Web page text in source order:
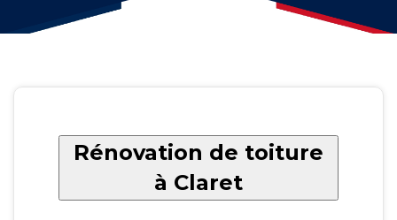
Rénovation de toiture
à Claret